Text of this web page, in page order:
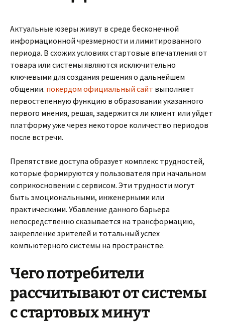
Актуальные юзеры живут в среде бесконечной
информационной чрезмерности и лимитированного
периода. В схожих условиях стартовые впечатления от
товара или системы являются исключительно
ключевыми для создания решения о дальнейшем
общении. покердом официальный сайт выполняет
первостепенную функцию в образовании указанного
первого мнения, решая, задержится ли клиент или уйдет
платформу уже через некоторое количество периодов
после встречи.
Препятствие доступа образует комплекс трудностей,
которые формируются у пользователя при начальном
соприкосновении с сервисом. Эти трудности могут
быть эмоциональными, инженерными или
практическими. Убавление данного барьера
непосредственно сказывается на трансформацию,
закрепление зрителей и тотальный успех
компьютерного системы на пространстве.
Чего потребители
рассчитывают от системы
с стартовых минут